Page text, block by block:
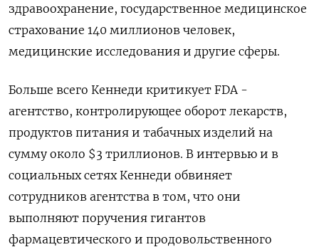
здравоохранение, государственное медицинское
страхование 140 миллионов человек,
медицинские исследования и другие сферы.
Больше всего Кеннеди критикует FDA -
агентство, контролирующее оборот лекарств,
продуктов питания и табачных изделий на
сумму около $3 триллионов. В интервью и в
социальных сетях Кеннеди обвиняет
сотрудников агентства в том, что они
выполняют поручения гигантов
фармацевтического и продовольственного